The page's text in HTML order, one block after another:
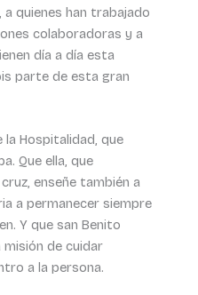
quienes han trabajado
colaboradoras y a
día a día esta
parte de esta gran
la Hospitalidad, que
Que ella, que
enseñe también a
a permanecer siempre
Y que san Benito
de cuidar
a la persona.